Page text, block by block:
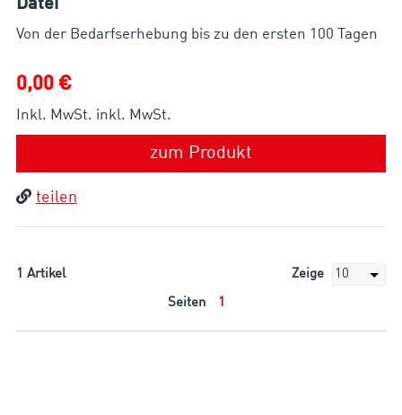
Datei
Von der Bedarfserhebung bis zu den ersten 100 Tagen
0,00 €
Inkl. MwSt. inkl. MwSt.
zum Produkt
teilen
1 Artikel
Seiten 1
Zeige